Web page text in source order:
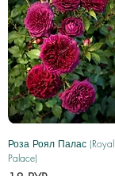
Роза Роял Палас (Royal
Palace)